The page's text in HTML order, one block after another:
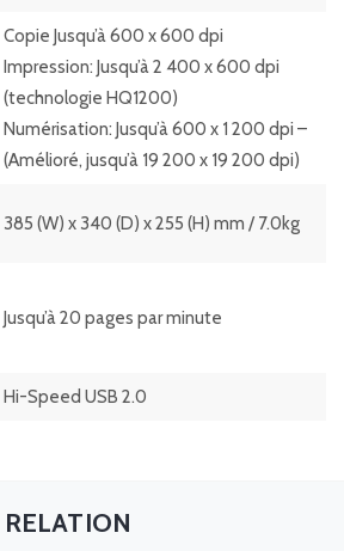
Copie Jusqu’à 600 x 600 dpi
Impression: Jusqu’à 2 400 x 600 dpi
(technologie HQ1200)
Numérisation: Jusqu’à 600 x 1 200 dpi –
(Amélioré, jusqu’à 19 200 x 19 200 dpi)
385 (W) x 340 (D) x 255 (H) mm / 7.0kg
Jusqu’à 20 pages par minute
Hi-Speed USB 2.0